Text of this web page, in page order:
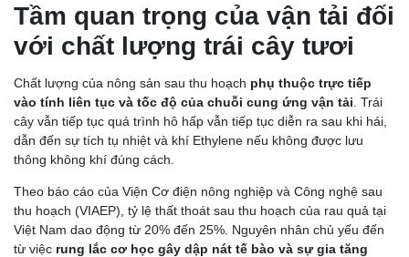
Tầm quan trọng của vận tải đối
với chất lượng trái cây tươi
Chất lượng của nông sản sau thu hoạch phụ thuộc trực tiếp
vào tính liên tục và tốc độ của chuỗi cung ứng vận tải . Trái
cây vẫn tiếp tục quá trình hô hấp vẫn tiếp tục diễn ra sau khi hái,
dẫn đến sự tích tụ nhiệt và khí Ethylene nếu không được lưu
thông không khí đúng cách.
Theo báo cáo của Viện Cơ điện nông nghiệp và Công nghệ sau
thu hoạch (VIAEP), tỷ lệ thất thoát sau thu hoạch của rau quả tại
Việt Nam dao động từ 20% đến 25%. Nguyên nhân chủ yếu đến
từ việc rung lắc cơ học gây dập nát tế bào và sự gia tăng